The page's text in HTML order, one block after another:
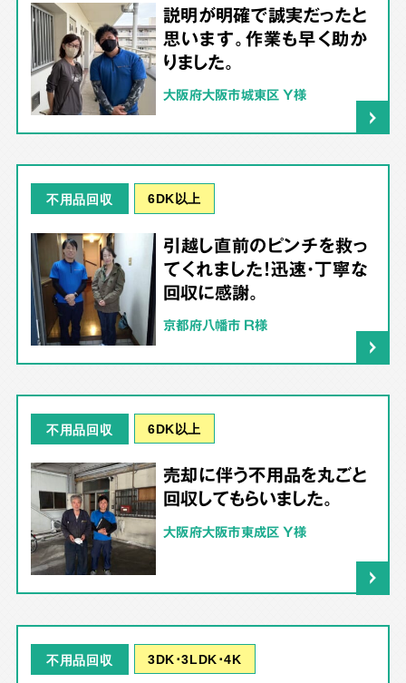
説明が明確で誠実だったと
思います。作業も早く助か
りました。
大阪府大阪市城東区 Y様
不用品回収 6DK以上
引越し直前のピンチを救っ
てくれました！迅速・丁寧な
回収に感謝。
京都府八幡市 R様
不用品回収 6DK以上
売却に伴う不用品を丸ごと
回収してもらいました。
大阪府大阪市東成区 Y様
不用品回収 3DK･3LDK･4K